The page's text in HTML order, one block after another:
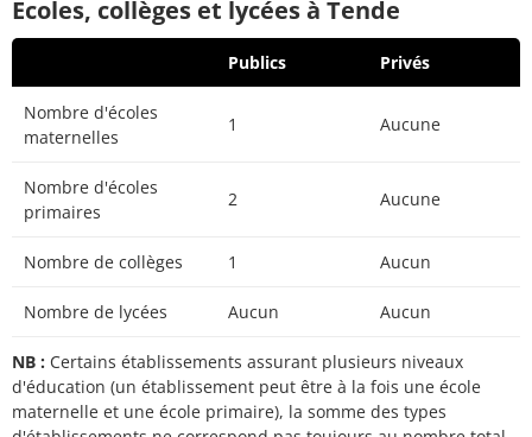
Ecoles, collèges et lycées à Tende
Publics Privés
Nombre d'écoles
maternelles
1 Aucune
Nombre d'écoles
primaires
2 Aucune
Nombre de collèges 1 Aucun
Nombre de lycées Aucun Aucun
NB : Certains établissements assurant plusieurs niveaux
d'éducation (un établissement peut être à la fois une école
maternelle et une école primaire), la somme des types